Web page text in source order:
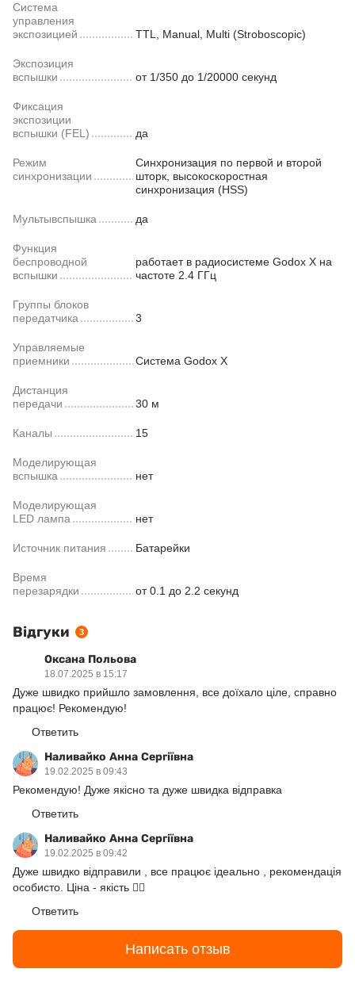
Система
управления
экспозицией
TTL, Manual, Multi (Stroboscopic)
Экспозиция
вспышки
от 1/350 до 1/20000 секунд
Фиксация
экспозиции
вспышки (FEL)
да
Режим
синхронизации
Синхронизация по первой и второй
шторк, высокоскоростная
синхронизация (HSS)
Мультывспышка да
Функция
беспроводной
вспышки
работает в радиосистеме Godox X на
частоте 2.4 ГГц
Группы блоков
передатчика
3
Управляемые
приемники
Система Godox X
Дистанция
передачи
30 м
Каналы 15
Моделирующая
вспышка
нет
Моделирующая
LED лампа
нет
Источник питания Батарейки
Время
перезарядки
от 0.1 до 2.2 секунд
Відгуки 3
Оксана Польова
18.07.2025 в 15:17
Дуже швидко прийшло замовлення, все доїхало ціле, справно
працює! Рекомендую!
Ответить
Наливайко Анна Сергіївна
19.02.2025 в 09:43
Рекомендую! Дуже якісно та дуже швидка відправка
Ответить
Наливайко Анна Сергіївна
19.02.2025 в 09:42
Дуже швидко відправили , все працює ідеально , рекомендація
особисто. Ціна - якість ❤️‍🔥
Ответить
Написать отзыв